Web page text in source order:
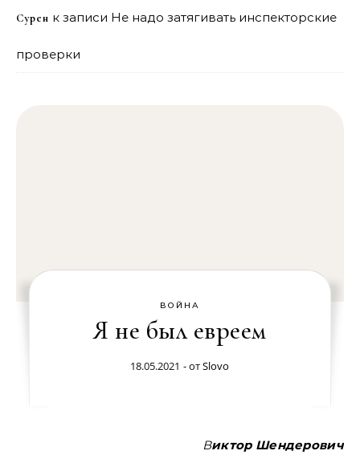
Сурен к записи Не надо затягивать инспекторские
проверки
ВОЙНА
Я не был евреем
18.05.2021 - отSlovo
Виктор Шендерович